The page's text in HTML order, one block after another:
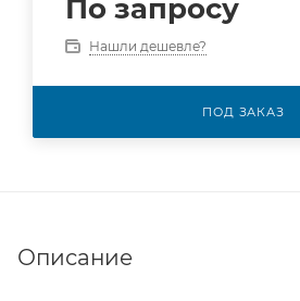
По запросу
Нашли дешевле?
ПОД ЗАКАЗ
Описание